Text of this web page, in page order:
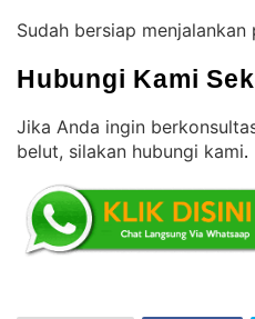
Sudah bersiap
Hubungi Kami
Jika Anda ingin
belut, silakan hubungi kami.